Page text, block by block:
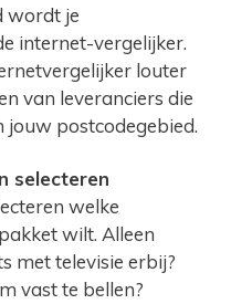
wordt je
internet-vergelijker.
louter
van leveranciers die
jouw postcodegebied.
selecteren
welke
wilt. Alleen
met televisie erbij?
vast te bellen?